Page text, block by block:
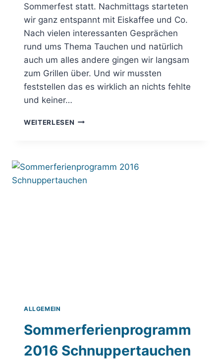
Sommerfest statt. Nachmittags starteten
wir ganz entspannt mit Eiskaffee und Co.
Nach vielen interessanten Gesprächen
rund ums Thema Tauchen und natürlich
auch um alles andere gingen wir langsam
zum Grillen über. Und wir mussten
feststellen das es wirklich an nichts fehlte
und keiner…
WEITERLESEN SOMMERFEST
E.V.
ALLGEMEIN
Sommerferienprogramm
2016 Schnuppertauchen